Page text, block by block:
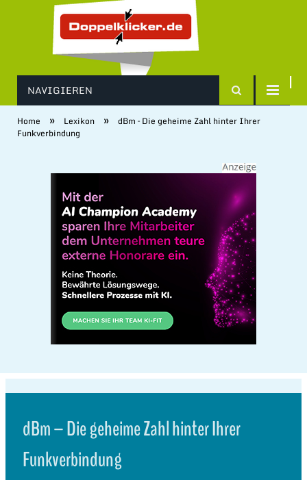
NAVIGIEREN
Home » Lexikon »
dBm – Die geheime Zahl hinter Ihrer
Funkverbindung
dBm – Die geheime Zahl hinter Ihrer
Funkverbindung